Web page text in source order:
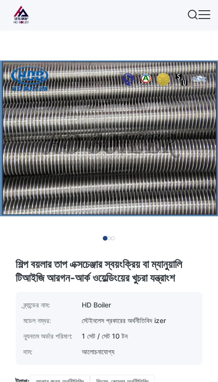
শিল্প বয়লার তাপ এক্সচেঞ্জার স্বয়ংক্রিয় বা ম্যানুয়ালি
টিআইজি আরগন-আর্ক ওয়েল্ডিংয়ের খুচরা যন্ত্রাংশ
ব্র্যান্ডের নাম:
HD Boiler
মডেল নম্বর:
স্টেইনলেস প্রকারের অর্থনীতিবিদ izer
ন্যূনতম অর্ডার পরিমাণ:
1 সেট / সেট 10 টন
দাম:
আলোচনাযোগ্য